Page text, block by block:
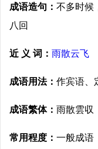
成语造句： 不多时候
八回
近 义 词： 雨散云飞
成语用法： 作宾语、
成语繁体： 雨散雲収
常用程度： 一般成语